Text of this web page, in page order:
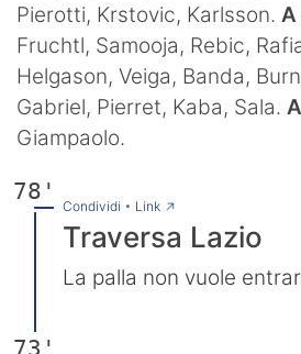
Pierotti, Krstovic, Karlsson. A
Fruchtl, Samooja, Rebic,
Helgason, Veiga, Banda,
Gabriel, Pierret, Kaba, Sala.
Giampaolo.
78'
Condividi • Link→
Traversa Lazio
La palla non vuole
73'